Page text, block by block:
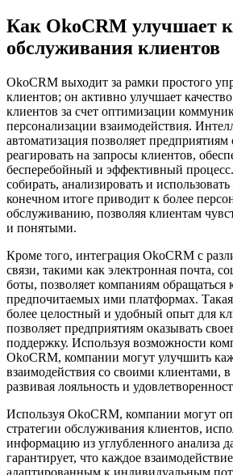
Как OkoCRM улучшает
обслуживания клиентов
OkoCRM выходит за рамки простого
клиентов; он активно улучшает
клиентов за счет оптимизации
персонализации взаимодействия.
автоматизация позволяет предприятиям
реагировать на запросы клиентов,
бесперебойный и эффективный
собирать, анализировать и
конечном итоге приводит к более
обслуживанию, позволяя клиентам
и понятыми.
Кроме того, интеграция OkoCRM с
связи, такими как электронная почта,
боты, позволяет компаниям обращаться
предпочитаемых ими платформах. Такая
более целостный и удобный опыт для
позволяет предприятиям оказывать
поддержку. Используя возможности
OkoCRM, компании могут улучшить
взаимодействия со своими клиентами,
развивая лояльность и
Используя OkoCRM, компании могут
стратегии обслуживания клиентов,
информацию из углубленного анализа
гарантирует, что каждое